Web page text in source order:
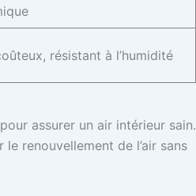
résistant à l’humidité
assurer un air intérieur sain.
le renouvellement de l’air sans